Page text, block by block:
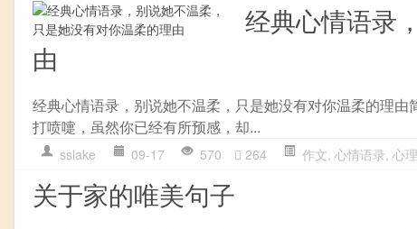
经典心情语录
由
经典心情语录，别说她不温柔，只是她没有对你温柔的理
打喷嚏，虽然你已经有所预感，却...
sslake 09-17 570 264 作文, 心情语录, 心理
关于家的唯美句子